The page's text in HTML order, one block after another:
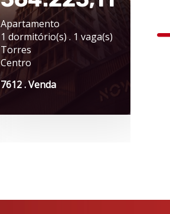
Apartamento
1 dormitório(s) . 1 vaga(s)
Torres
Centro
7612 . Venda